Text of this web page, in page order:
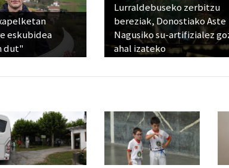
eskubidea
dut"
Lurraldebuseko zerbitzu
bereziak, Donostiako Aste
Nagusiko su-artifizialez
ahal izateko